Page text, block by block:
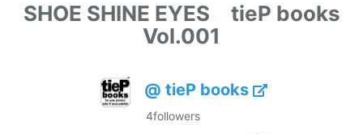
SHOE SHINE EYES tieP books
Vol.001
@ tieP books
4followers